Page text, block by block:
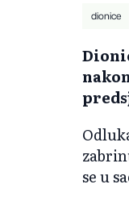
dionice
se u